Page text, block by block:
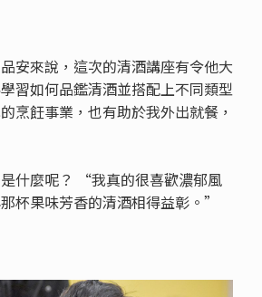
安來說，這次的清酒講座有令他大
習如何品鑑清酒並搭配上不同類型
烹飪事業，也有助於我外出就餐，
什麼呢？ “我真的很喜歡濃郁風
杯果味芳香的清酒相得益彰。”